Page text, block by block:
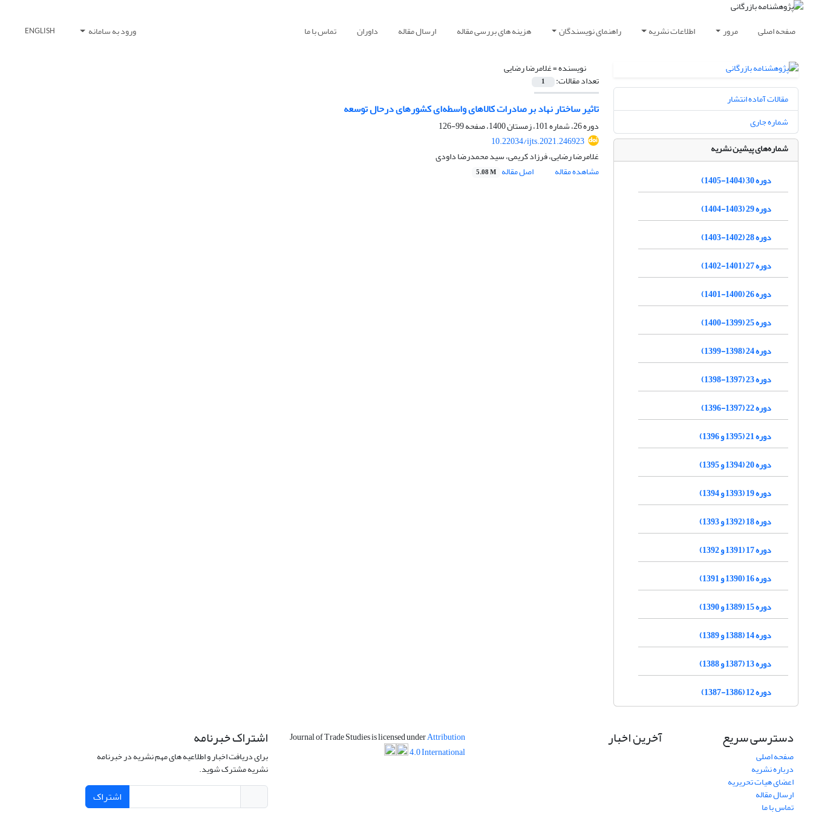
صفحه اصلی مرور اطلاعات نشریه راهنمای نویسندگان هزینه های بررسی مقاله ارسال مقاله داوران تماس با ما ورود به سامانه ENGLISH
نویسنده =غلامرضا رضایی
تعداد مقالات: 1
تاثیر ساختار نهاد بر صادرات کالاهای واسطه‌ای کشورهای درحال توسعه
دوره 26، شماره 101، زمستان 1400، صفحه
99-126
10.22034/ijts.2021.246923
غلامرضا رضایی، فرزاد کریمی، سید محمدرضا داودی
مشاهده مقاله
اصل مقاله 5.08 M
مقالات آماده انتشار
شماره جاری
شماره‌های پیشین نشریه
دوره 30 (1404-1405)
دوره 29 (1403-1404)
دوره 28 (1402-1403)
دوره 27 (1401-1402)
دوره 26 (1400-1401)
دوره 25 (1399-1400)
دوره 24 (1398-1399)
دوره 23 (1397-1398)
دوره 22 (1397-1396)
دوره 21 (1395 و 1396)
دوره 20 (1394 و 1395)
دوره 19 (1393 و 1394)
دوره 18 (1392 و 1393)
دوره 17 (1391 و 1392)
دوره 16 (1390 و 1391)
دوره 15 (1389 و 1390)
دوره 14 (1388 و 1389)
دوره 13 (1387 و 1388)
دوره 12 (1386-1387)
دسترسی سریع
صفحه اصلی
درباره نشریه
اعضای هیات تحریریه
ارسال مقاله
تماس با ما
آخرین اخبار Journal of Trade Studies is licensed underAttribution
4.0 International
اشتراک خبرنامه
برای دریافت اخبار و اطلاعیه های مهم نشریه در خبرنامه
نشریه مشترک شوید.
اشتراک